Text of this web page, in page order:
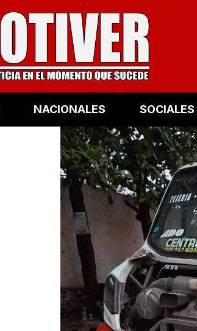
NACIONALES SOCIALES